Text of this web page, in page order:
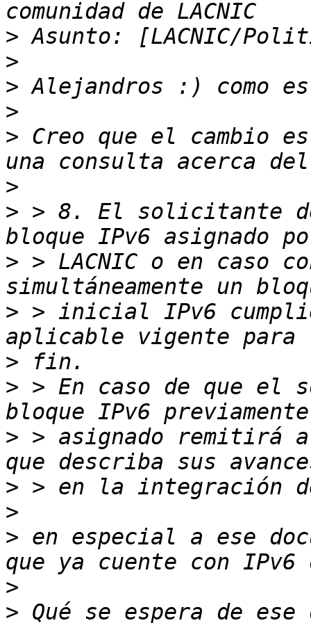
>
>
>
>
> Creo que el cambio
>
> > 8. El solicitante
> > LACNIC o en caso
> > inicial IPv6
>
> > En caso de que el
> > asignado remitirá a
>
>
> en especial a ese
>
> Qué se espera de ese